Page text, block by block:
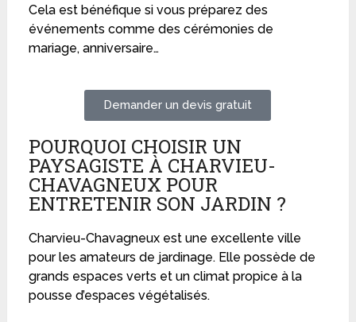
Cela est bénéfique si vous préparez des
événements comme des cérémonies de
mariage, anniversaire…
Demander un devis gratuit
POURQUOI CHOISIR UN
PAYSAGISTE À CHARVIEU-
CHAVAGNEUX POUR
ENTRETENIR SON JARDIN ?
Charvieu-Chavagneux est une excellente ville
pour les amateurs de jardinage. Elle possède de
grands espaces verts et un climat propice à la
pousse d’espaces végétalisés.